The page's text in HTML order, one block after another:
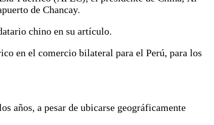
de Chancay.
chino en su artículo.
en el comercio bilateral para el Perú, para los
años, a pesar de ubicarse geográficamente